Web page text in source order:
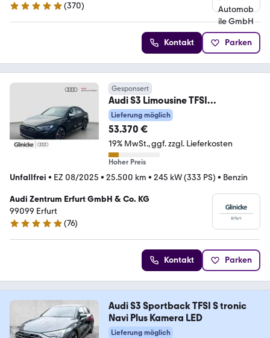
4.8 Sterne
(370)
Kontakt Parken
Gesponsert
Audi S3 Limousine TFSI
*PANO*SONOS*MATRIX
Lieferung möglich
53.370 €
19% MwSt. ggf. zzgl. Lieferkosten
Hoher Preis
Unfallfrei • EZ 08/2025 • 25.500 km • 245 kW (333 PS) • Benzin
Audi Zentrum Erfurt GmbH & Co. KG
99099 Erfurt
5 Sterne
(76)
Kontakt Parken
Audi S3 Sportback TFSI S tronic
Navi Plus Kamera LED
Lieferung möglich